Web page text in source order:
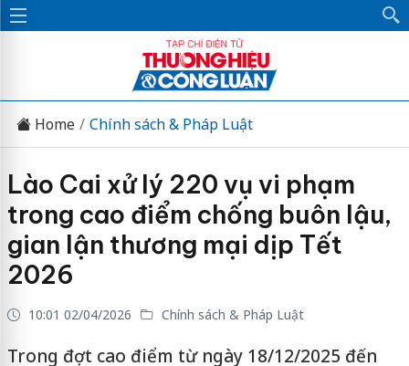
Home Chính sách & Pháp Luật
Lào Cai xử lý 220 vụ vi phạm
trong cao điểm chống buôn lậu,
gian lận thương mại dịp Tết
2026
10:01 02/04/2026 Chính sách & Pháp Luật
Trong đợt cao điểm từ ngày 18/12/2025 đến